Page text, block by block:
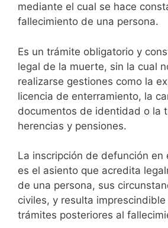
mediante el cual se hace
fallecimiento de una persona.
Es un trámite obligatorio y
legal de la muerte, sin la cual
realizarse gestiones como la
licencia de enterramiento, la
documentos de identidad o la
herencias y pensiones.
La inscripción de defunción en
es el asiento que acredita
de una persona, sus
civiles, y resulta
trámites posteriores al